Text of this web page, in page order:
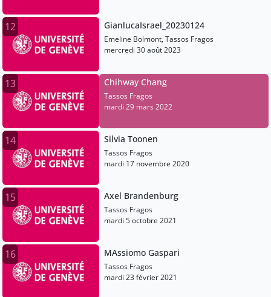
12 GianlucaIsrael_20230124
Emeline Bolmont, Tassos Fragos
mercredi 30 août 2023
13 Chihway Chang
Tassos Fragos
mardi 29 mars 2022
14 Silvia Toonen
Tassos Fragos
mardi 17 novembre 2020
15 Axel Brandenburg
Tassos Fragos
mardi 5 octobre 2021
16 MAssiomo Gaspari
Tassos Fragos
mardi 23 février 2021